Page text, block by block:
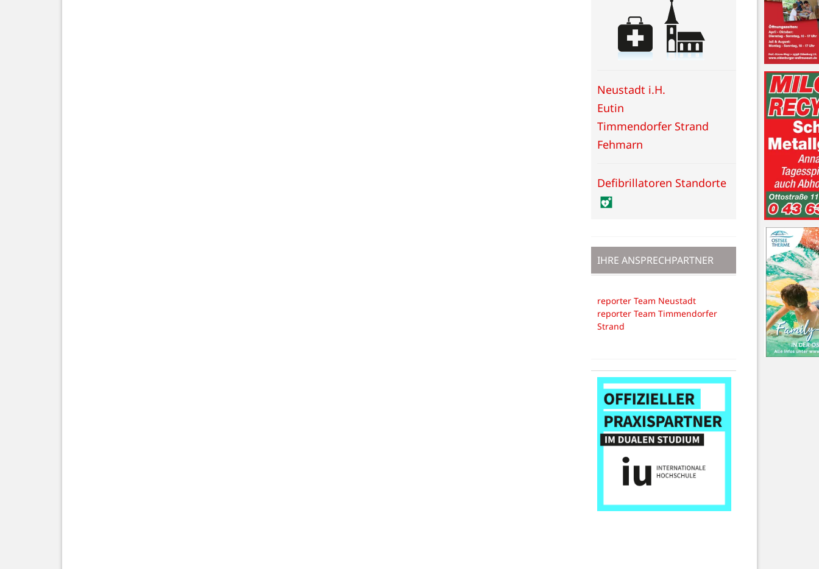
Neustadt i.H.
Eutin
Timmendorfer Strand
Fehmarn
Defibrillatoren Standorte
IHRE ANSPRECHPARTNER
reporter Team Neustadt
reporter Team Timmendorfer
Strand